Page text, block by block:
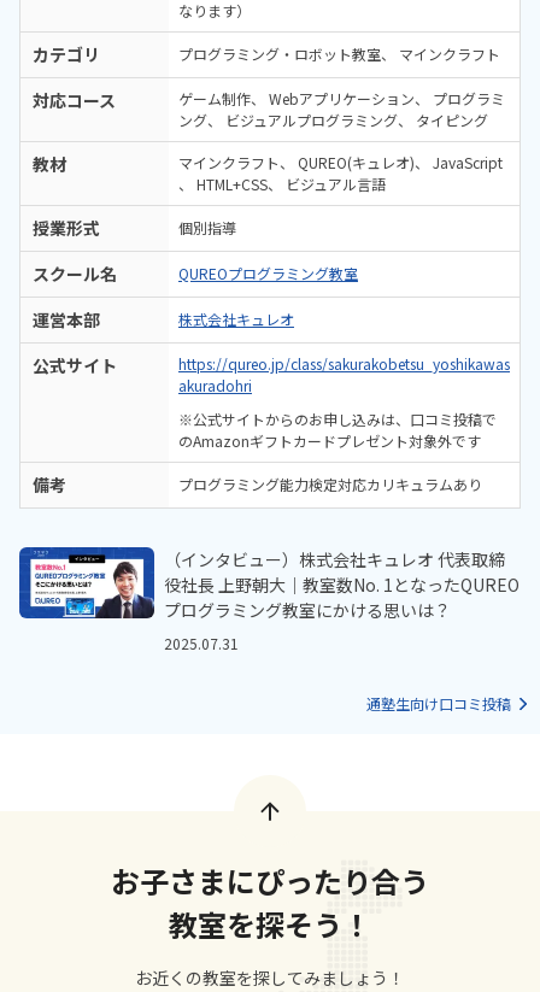
なります）
カテゴリ プログラミング・ロボット教室 マインクラフト
対応コース ゲーム制作 Webアプリケーション
プログラミ
ング
ビジュアルプログラミング タイピング
教材 マインクラフト QUREO(キュレオ)
JavaScript
HTML+CSS
ビジュアル言語
授業形式 個別指導
スクール名 QUREOプログラミング教室
運営本部 株式会社キュレオ
公式サイト
https://qureo.jp/class/sakurakobetsu_yoshikawas
akuradohri
※公式サイトからのお申し込みは、口コミ投稿で
のAmazonギフトカードプレゼント対象外です
備考 プログラミング能力検定対応カリキュラムあり
（インタビュー）株式会社キュレオ 代表取締
役社長 上野朝大｜教室数No. 1となったQUREO
プログラミング教室にかける思いは？
2025.07.31
通塾生向け口コミ投稿
お子さまにぴったり合う
教室を探そう！
お近くの教室を探してみましょう！